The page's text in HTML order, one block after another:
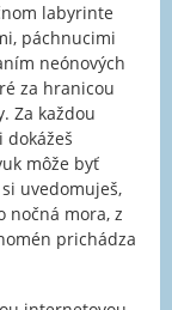
labyrinte
páchnucimi
neónových
za hranicou
Za každou
dokážeš
môže byť
uvedomuješ,
nočná mora, z
prichádza